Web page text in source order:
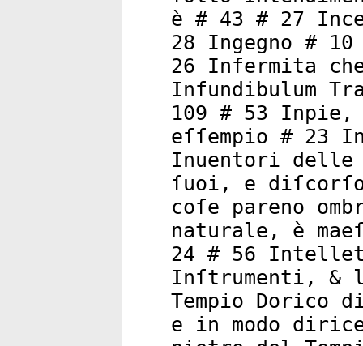
è # 43 # 27
28 Ingegno #
26 Infermita
Infundibulum
109 # 53
eſſempio # 23
Inuentori
ſuoi, e
coſe pareno
naturale, è
24 # 56
Inſtrumenti, &
Tempio Dorico
e in modo